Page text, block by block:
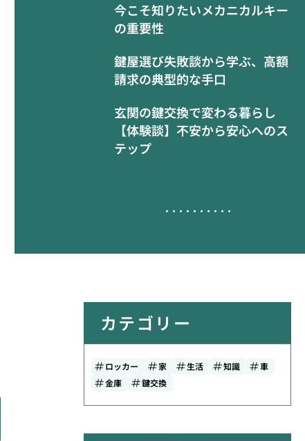
今こそ知りたいメカニカルキー
の重要性
鍵屋選び失敗談から学ぶ、高額
請求の典型的な手口
玄関の鍵交換で変わる暮らし
【体験談】不安から安心へのス
テップ
カテゴリー
ロッカー 家 生活 知識
車
金庫
鍵交換